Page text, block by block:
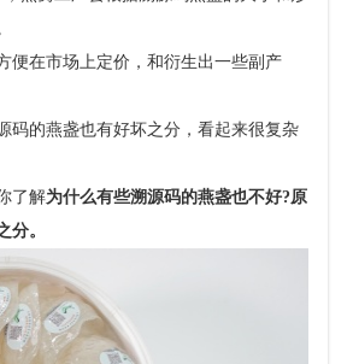
便在市场上定价，和衍生出一些副产
码的燕盏也有好坏之分，看起来很复杂
了解为什么有些溯源码的燕盏也不好?原
分。